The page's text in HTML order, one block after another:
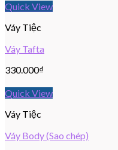
Quick View
Váy Tiệc
Váy Tafta
330.000₫
Quick View
Váy Tiệc
Váy Body (Sao chép)